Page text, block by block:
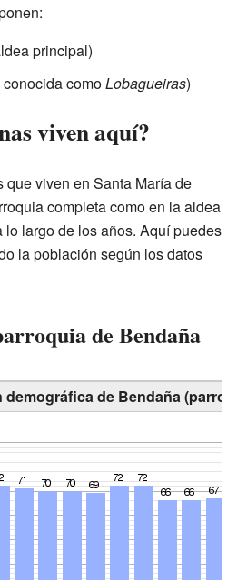
principal)
comoLobagueiras)
viven aquí?
que viven en Santa María de
completa como en la aldea
largo de los años. Aquí puedes
la población según los datos
de Bendaña
de Bendaña